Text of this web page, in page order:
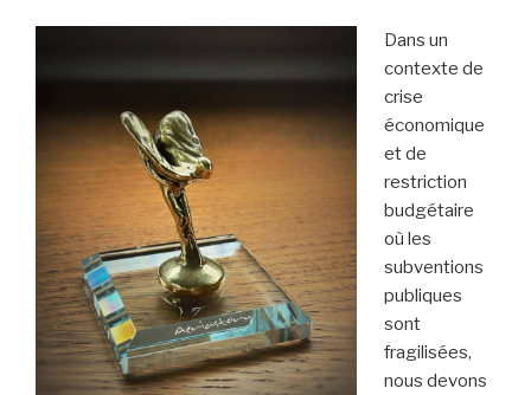
Dans un
contexte de
crise
économique
et de
restriction
budgétaire
où les
subventions
publiques
sont
fragilisées,
nous devons